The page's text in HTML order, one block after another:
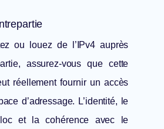
ou louez de l’IPv4 auprès
assurez-vous que cette
réellement fournir un accès
d’adressage. L’identité, le
et la cohérence avec le